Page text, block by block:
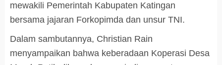
mewakili Pemerintah Kabupaten Katingan
bersama jajaran Forkopimda dan unsur TNI.
Dalam sambutannya, Christian Rain
menyampaikan bahwa keberadaan Koperasi Desa